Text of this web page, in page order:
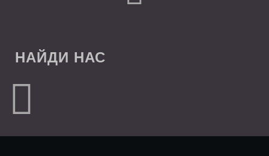
НАЙДИ НАС